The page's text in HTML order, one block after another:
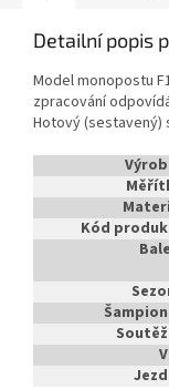
Detailní popis
Model monopostu
zpracování
Hotový (sestavený)
Kód